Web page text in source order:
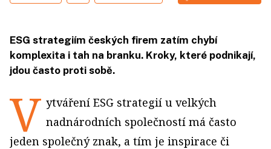
ESG strategiím českých firem zatím chybí
komplexita i tah na branku. Kroky, které podnikají,
jdou často proti sobě.
V ytváření ESG strategií u velkých
nadnárodních společností má často
jeden společný znak, a tím je inspirace či